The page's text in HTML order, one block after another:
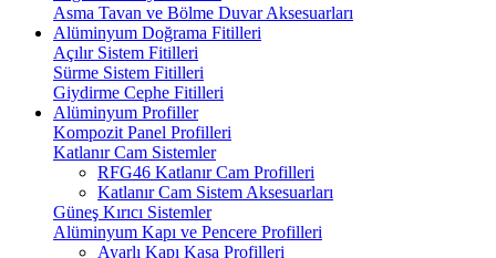
Asma Tavan ve Bölme Duvar Aksesuarları
Alüminyum Doğrama Fitilleri
Açılır Sistem Fitilleri
Sürme Sistem Fitilleri
Giydirme Cephe Fitilleri
Alüminyum Profiller
Kompozit Panel Profilleri
Katlanır Cam Sistemler
RFG46 Katlanır Cam Profilleri
Katlanır Cam Sistem Aksesuarları
Güneş Kırıcı Sistemler
Alüminyum Kapı ve Pencere Profilleri
Ayarlı Kapı Kasa Profilleri